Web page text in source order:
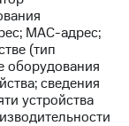
MAC-адрес;
(тип
оборудования
сведения
устройства